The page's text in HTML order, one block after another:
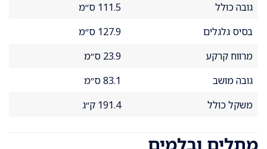
גובה כולל
111.5 ס״מ
בסיס גלגלים
127.9 ס״מ
מרווח קרקע
23.9 ס״מ
גובה מושב
83.1 ס״מ
משקל כולל
191.4 ק״ג
מתלים ובלמים